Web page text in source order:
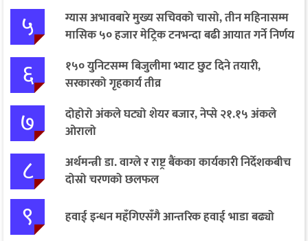
५
ग्यास अभावबारे मुख्य सचिवको चासो, तीन महिनासम्म
मासिक ५० हजार मेट्रिक टनभन्दा बढी आयात गर्ने निर्णय
६
१५० युनिटसम्म बिजुलीमा भ्याट छुट दिने तयारी,
सरकारको गृहकार्य तीव्र
७
दोहोरो अंकले घट्यो शेयर बजार, नेप्से २१.१५ अंकले
ओरालो
८
अर्थमन्त्री डा. वाग्ले र राष्ट्र बैंकका कार्यकारी निर्देशकबीच
दोस्रो चरणको छलफल
९ हवाई इन्धन महँगिएसँगै आन्तरिक हवाई भाडा बढ्यो